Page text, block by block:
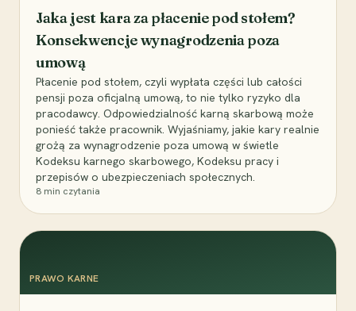
Jaka jest kara za płacenie pod stołem?
Konsekwencje wynagrodzenia poza
umową
Płacenie pod stołem, czyli wypłata części lub całości
pensji poza oficjalną umową, to nie tylko ryzyko dla
pracodawcy. Odpowiedzialność karną skarbową może
ponieść także pracownik. Wyjaśniamy, jakie kary realnie
grożą za wynagrodzenie poza umową w świetle
Kodeksu karnego skarbowego, Kodeksu pracy i
przepisów o ubezpieczeniach społecznych.
8 min czytania
PRAWO KARNE